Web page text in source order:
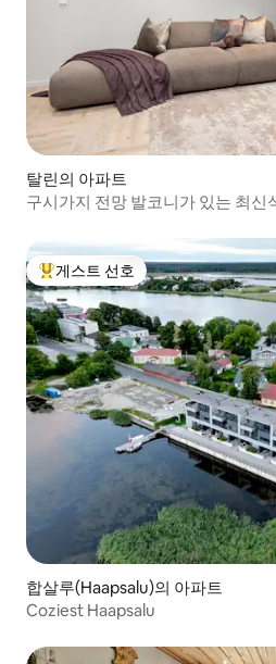
탈린의 아파트
구시가지 전망 발코니가 있는 최신
상위 게스트 선호
게스트 선호
합살루(Haapsalu)의 아파트
Coziest Haapsalu